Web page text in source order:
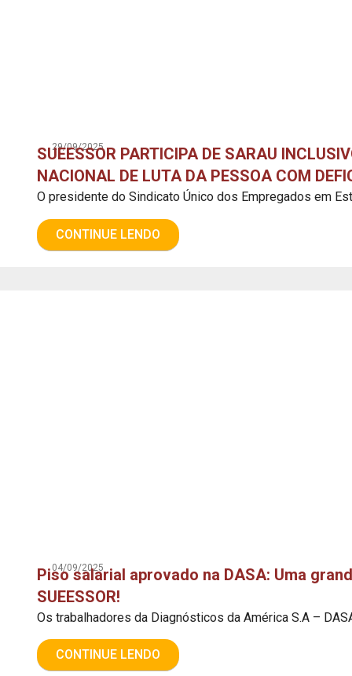
29/09/2025
SUEESSOR PARTICIPA DE SARAU
NACIONAL DE LUTA DA PESSOA COM
O presidente do Sindicato Único dos Empregados em
CONTINUE LENDO
04/09/2025
Piso salarial aprovado na DASA: Uma
SUEESSOR!
Os trabalhadores da Diagnósticos da América S.A –
CONTINUE LENDO